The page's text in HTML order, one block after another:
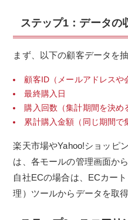
ステップ1：データの
まず、以下の顧客データを
顧客ID（メールアドレスや
最終購入日
購入回数（集計期間を決め
累計購入金額（同じ期間で
楽天市場やYahoo!ショッピ
は、各モールの管理画面か
自社ECの場合は、ECカー
理）ツールからデータを取得